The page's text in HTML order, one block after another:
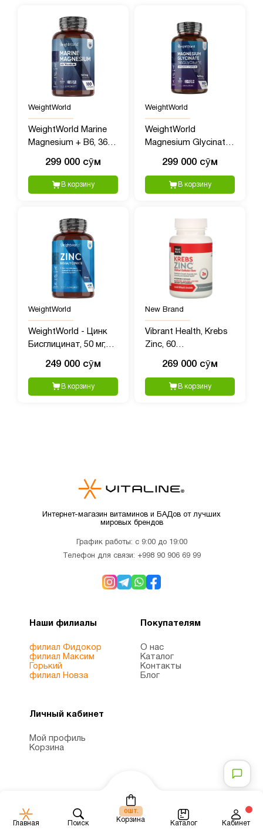
WeightWorld
WeightWorld Marine
Magnesium + B6, 360
299 000 сӯм
В корзину
WeightWorld
WeightWorld
Magnesium Glycinate,
299 000 сӯм
В корзину
WeightWorld
WeightWorld - Цинк
Бисглицинат, 50 мг,
249 000 сӯм
В корзину
New Brand
Vibrant Health, Krebs
Zinc, 60
269 000 сӯм
В корзину
Главная Поиск
0шт.
Корзина
Каталог Кабинет
Интернет-магазин витаминов и БАДов от лучших
мировых брендов
График работы: с 9:00 до 19:00
Телефон для связи: +998 90 906 69 99
Наши филиалы
филиал Фидокор
филиал Максим
Горький
филиал Новза
Покупателям
О нас
Каталог
Контакты
Блог
Личный кабинет
Мой профиль
Корзина